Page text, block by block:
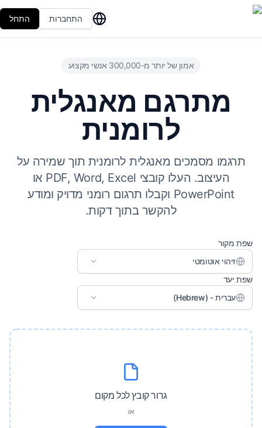
התחברות התחל
אמון של יותר מ-300,000 אנשי מקצוע
מתרגם מאנגלית
לרומנית
תרגמו מסמכים מאנגלית לרומנית תוך שמירה על
העיצוב. העלו קובצי PDF, Word, Excel או
PowerPoint וקבלו תרגום רומני מדויק ומודע
להקשר בתוך דקות.
שפת מקור
זיהוי אוטומטי
שפת יעד
עברית - (Hebrew)
גרור קובץ לכל מקום
או